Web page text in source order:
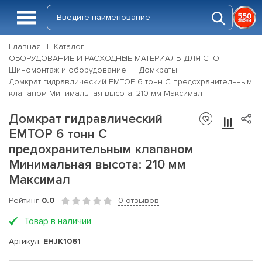
Главная
Каталог
ОБОРУДОВАНИЕ И РАСХОДНЫЕ МАТЕРИАЛЫ ДЛЯ СТО
Шиномонтаж и оборудование
Домкраты
Домкрат гидравлический EMTOP 6 тонн С предохранительным
клапаном Минимальная высота: 210 мм Максимал
Домкрат гидравлический
EMTOP 6 тонн С
предохранительным клапаном
Минимальная высота: 210 мм
Максимал
Рейтинг 0.0 0 отзывов
Товар в наличии
Артикул: EHJK1061